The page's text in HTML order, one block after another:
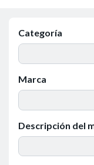
Categoría
Marca
Descripción del